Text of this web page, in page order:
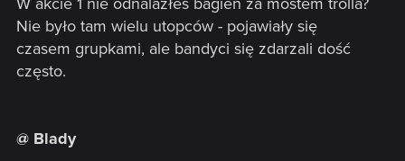
Nie było tam wielu utopców - pojawiały się
czasem grupkami, ale bandyci się zdarzali dość
często.
@ Blady